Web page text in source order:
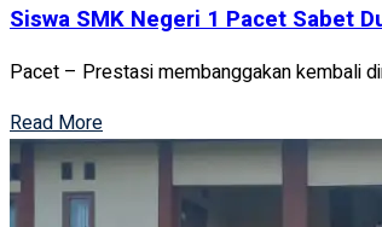
Siswa SMK Negeri 1 Pacet Sabet
Pacet – Prestasi membanggakan kembali
Read More